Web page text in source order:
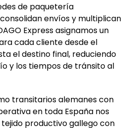
de paquetería
envíos y multiplican
Express asignamos un
cada cliente desde el
el destino final, reduciendo
y los tiempos de tránsito al
transitarios alemanes con
en toda España nos
productivo gallego con